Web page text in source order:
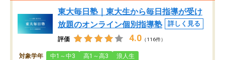
東大毎日塾｜東大生から毎日指導が受け
放題のオンライン個別指導塾
詳しく見る
評価 4.0 （116件）
対象学年 中1～中3 高1～高3 浪人生